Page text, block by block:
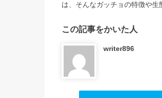
は、そんなガッチョの特徴や生
この記事をかいた人
writer896